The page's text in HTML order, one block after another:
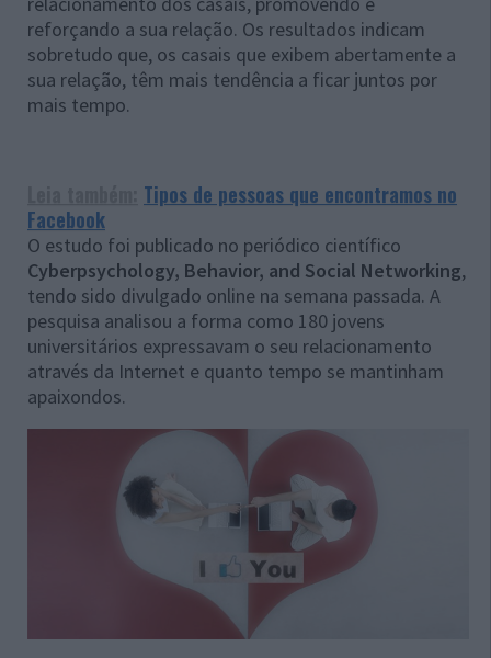
reforçando a sua relação. Os resultados indicam
sobretudo que, os casais que exibem abertamente a
sua relação, têm mais tendência a ficar juntos por
mais tempo.
Tipos de pessoas que encontramos no
Facebook
O estudo foi publicado no periódico científico
Cyberpsychology, Behavior, and Social Networking,
tendo sido divulgado online na semana passada. A
pesquisa analisou a forma como 180 jovens
universitários expressavam o seu relacionamento
através da Internet e quanto tempo se mantinham
apaixondos.